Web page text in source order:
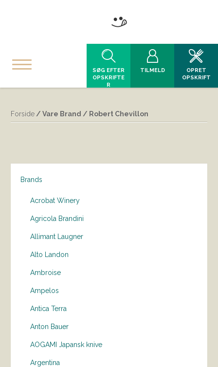
SØG EFTER
OPSKRIFTE
R
TILMELD
OPRET
OPSKRIFT
Forside / Vare Brand / Robert Chevillon
Brands
Acrobat Winery
Agricola Brandini
Allimant Laugner
Alto Landon
Ambroise
Ampelos
Antica Terra
Anton Bauer
AOGAMI Japansk knive
Argentina